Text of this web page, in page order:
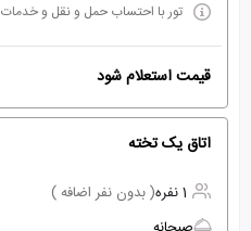
تور با احتساب حمل و نقل و خدمات
قیمت استعلام شود
اتاق یک تخته
1 نفره
( بدون نفر اضافه )